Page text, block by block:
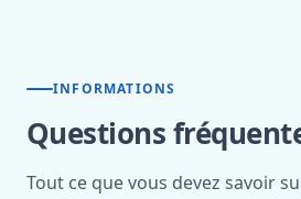
INFORMATIONS
Questions
Tout ce que vous devez savoir